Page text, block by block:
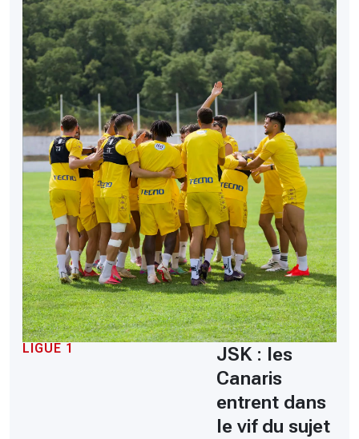
LIGUE 1
JSK : les
Canaris
entrent dans
le vif du sujet